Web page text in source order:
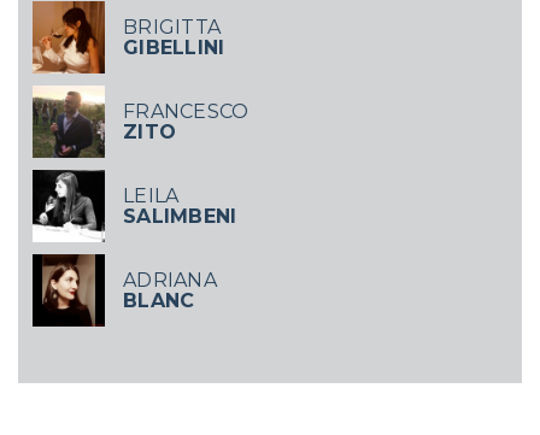
BRIGITTA
GIBELLINI
FRANCESCO
ZITO
LEILA
SALIMBENI
ADRIANA
BLANC